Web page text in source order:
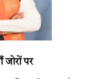
जोरों पर